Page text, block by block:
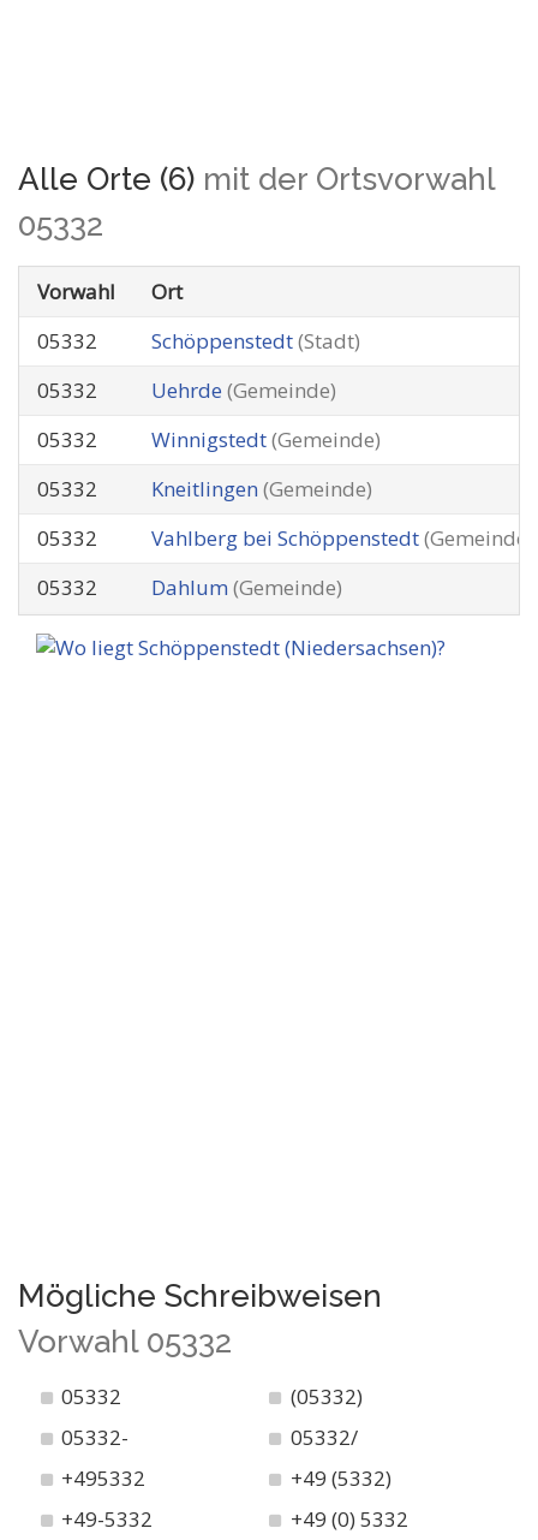
Alle Orte (6) mit der Ortsvorwahl
05332
Vorwahl
Ort
05332
Schöppenstedt(Stadt)
05332
Uehrde (Gemeinde)
05332
Winnigstedt(Gemeinde)
05332
Kneitlingen (Gemeinde)
05332
Vahlberg bei Schöppenstedt(Gemeinde)
05332
Dahlum (Gemeinde)
Mögliche Schreibweisen
Vorwahl 05332
05332
(05332)
05332-
05332/
+495332
+49 (5332)
+49-5332
+49 (0) 5332